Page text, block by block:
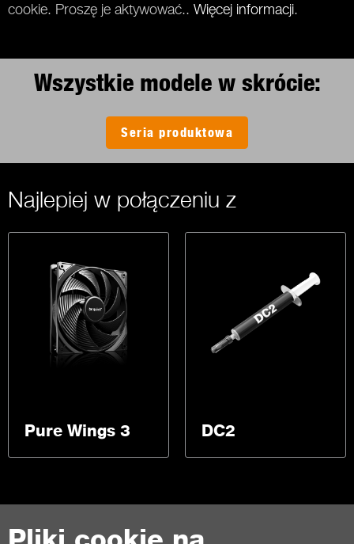
cookie. Proszę je aktywować.. Więcej informacji.
Wszystkie modele w skrócie:
Seria produktowa
Najlepiej w połączeniu z
Pure Wings 3 DC2